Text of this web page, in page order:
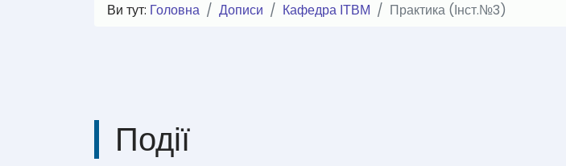
Ви тут: Головна Дописи Кафедра ІТВМ Практика (Інст.№3)
Події